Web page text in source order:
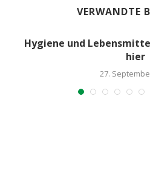
VERWANDTE
Hygiene und
hier
27.